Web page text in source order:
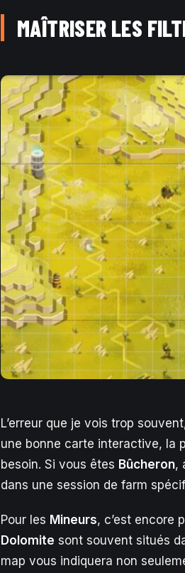
MAÎTRISER LES
L’erreur que je vois trop
une bonne carte interactive, la
besoin. Si vous êtes Bûcheron,
dans une session de farm
Pour les Mineurs, c’est encore
Dolomite sont souvent situés
map vous indiquera non